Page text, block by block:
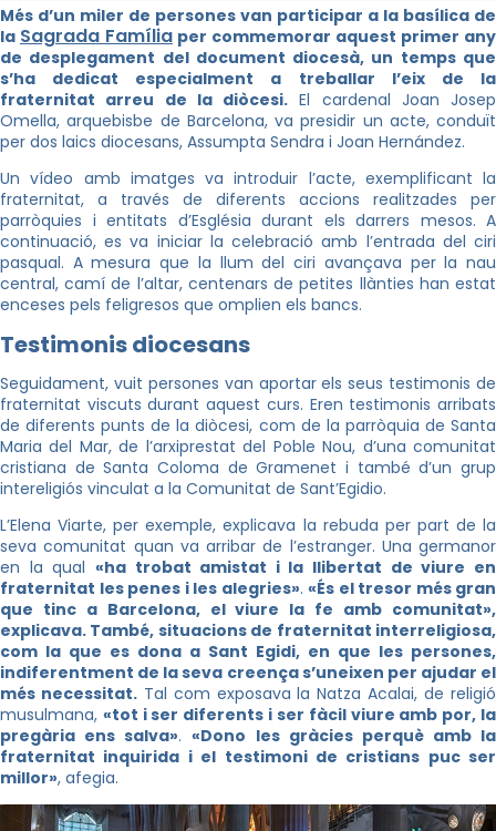
Més d’un miler de persones van participar a la basílica de
la Sagrada Família per commemorar aquest primer any
de desplegament del document diocesà, un temps que
s’ha dedicat especialment a treballar l’eix de la
fraternitat arreu de la diòcesi. El cardenal Joan Josep
Omella, arquebisbe de Barcelona, va presidir un acte, conduït
per dos laics diocesans, Assumpta Sendra i Joan Hernández.
Un vídeo amb imatges va introduir l’acte, exemplificant la
fraternitat, a través de diferents accions realitzades per
parròquies i entitats d’Església durant els darrers mesos. A
continuació, es va iniciar la celebració amb l’entrada del ciri
pasqual. A mesura que la llum del ciri avançava per la nau
central, camí de l’altar, centenars de petites llànties han estat
enceses pels feligresos que omplien els bancs.
Testimonis diocesans
Seguidament, vuit persones van aportar els seus testimonis de
fraternitat viscuts durant aquest curs. Eren testimonis arribats
de diferents punts de la diòcesi, com de la parròquia de Santa
Maria del Mar, de l’arxiprestat del Poble Nou, d’una comunitat
cristiana de Santa Coloma de Gramenet i també d’un grup
intereligiós vinculat a la Comunitat de Sant’Egidio.
L’Elena Viarte, per exemple, explicava la rebuda per part de la
seva comunitat quan va arribar de l’estranger. Una germanor
en la qual «ha trobat amistat i la llibertat de viure en
fraternitat les penes i les alegries». «És el tresor més gran
que tinc a Barcelona, el viure la fe amb comunitat»,
explicava. També, situacions de fraternitat interreligiosa,
com la que es dona a Sant Egidi, en que les persones,
indiferentment de la seva creença s’uneixen per ajudar el
més necessitat.Tal com exposava la Natza Acalai, de religió
musulmana, «tot i ser diferents i ser fàcil viure amb por, la
pregària ens salva».«Dono les gràcies perquè amb la
fraternitat inquirida i el testimoni de cristians puc ser
millor», afegia.